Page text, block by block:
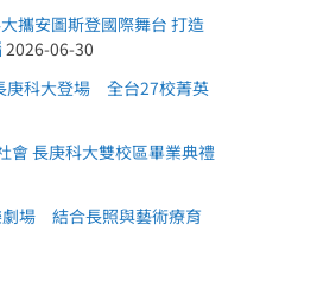
攜安圖斯登國際舞台 打造
2026-06-30
庚科大登場 全台27校菁英
會 長庚科大雙校區畢業典禮
場 結合長照與藝術療育